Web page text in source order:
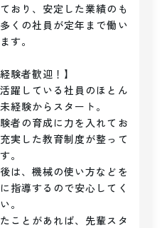
おり、安定した業績のも
くの社員が定年まで働い
す。
経験者歓迎！】
躍している社員のほとん
経験からスタート。
者の育成に力を入れてお
実した教育制度が整って
。
は、機械の使い方などを
指導するので安心してく
。
ことがあれば、先輩スタ